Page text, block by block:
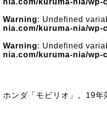
nia.com/kuruma-nia/
Warning: Undefined
nia.com/kuruma-nia/
Warning: Undefined
nia.com/kuruma-nia/
ホンダ「モビリオ」。19年